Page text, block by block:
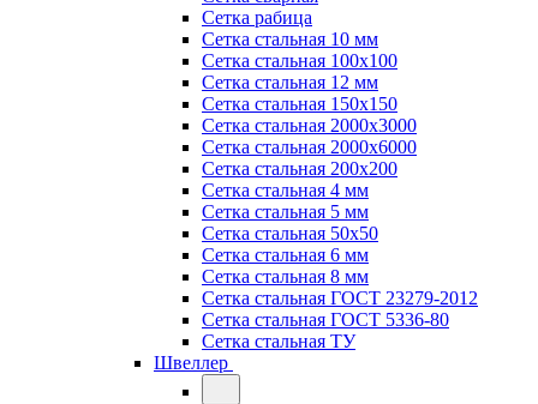
Сетка рабица
Сетка стальная 10 мм
Сетка стальная 100х100
Сетка стальная 12 мм
Сетка стальная 150х150
Сетка стальная 2000х3000
Сетка стальная 2000х6000
Сетка стальная 200х200
Сетка стальная 4 мм
Сетка стальная 5 мм
Сетка стальная 50х50
Сетка стальная 6 мм
Сетка стальная 8 мм
Сетка стальная ГОСТ 23279-2012
Сетка стальная ГОСТ 5336-80
Сетка стальная ТУ
Швеллер